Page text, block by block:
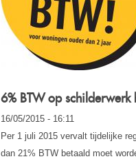
6% BTW op schilderwerk
16/05/2015 - 16:11
Per 1 juli 2015 vervalt tijdelijke
dan 21% BTW betaald moet